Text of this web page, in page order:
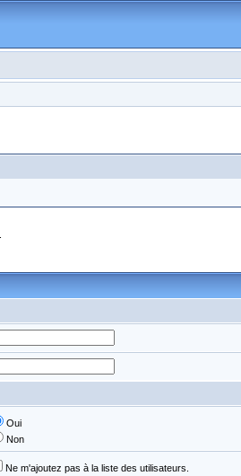
Oui
Non
Ne m'ajoutez pas à la liste des utilisateurs.